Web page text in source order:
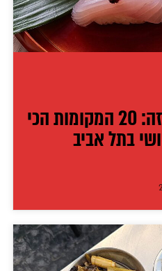
להכיר
מקודם
בע"מ 2026
Designed, Developed
מתחמקים מהיאקוזה: 20 המקומות הכי
בתל אביב